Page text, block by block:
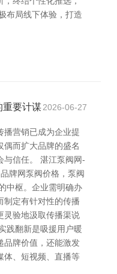
布局线下体验，打造
重要计谋2026-06-27
播营销已成为企业提
偶而扩大品牌的盛名
与信任。 湛江泵阀网-
牌网泵阀价格，泵阀
中枢。企业需明确办
制定有针对性的传播
灵验地汲取传播渠说
践翻新是吸援用户暖
品牌价值，还能激发
体、短视频、直播等